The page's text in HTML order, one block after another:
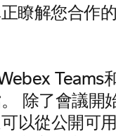
瞭解您合作
Teams
除了會議開
以從公開可